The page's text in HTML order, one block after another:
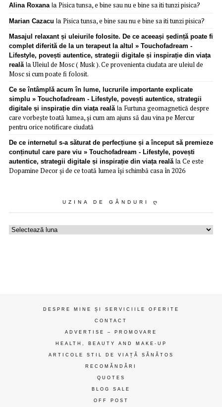
Alina Roxanala Pisica tunsa, e bine sau nu e bine sa iti tunzi pisica?
Marian Cazacu la Pisica tunsa, e bine sau nu e bine sa iti tunzi pisica?
Masajul relaxant și uleiurile folosite. De ce aceeași ședință poate fi
complet diferită de la un terapeut la altul » Touchofadream -
Lifestyle, povești autentice, strategii digitale și inspirație din viața
realălaUleiul de Mosc ( Musk ). Ce provenienta ciudata are uleiul de
Mosc si cum poate fi folosit.
Ce se întâmplă acum în lume, lucrurile importante explicate
simplu » Touchofadream - Lifestyle, povești autentice, strategii
digitale și inspirație din viața realăla Furtuna geomagnetică despre
care vorbește toată lumea, și cum am ajuns să dau vina pe Mercur
pentru orice notificare ciudată
De ce internetul s-a săturat de perfecțiune și a început să premieze
conținutul care pare viu » Touchofadream - Lifestyle, povești
autentice, strategii digitale și inspirație din viața realăla Ce este
Dopamine Decor și de ce toată lumea își schimbă casa în 2026
UZINA DE GÂNDURI Ღ
Uzina
DESPRE MINE ȘI SERVICIILE OFERITE
CONTACT
ADVERTISE – PROMOVARE
HEALTH, BEAUTY AND MAKE-UP
ARTICOLE STIL DE VIAȚĂ SĂNĂTOS
RECOMĂNDĂRI
QUOTES
BLOG SALE
OFF POST